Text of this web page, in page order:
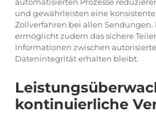
und gewährleisten eine
Zollverfahren bei allen Sendungen.
ermöglicht zudem das sichere
Informationen zwischen
Datenintegrität erhalten bleibt.
kontinuierliche